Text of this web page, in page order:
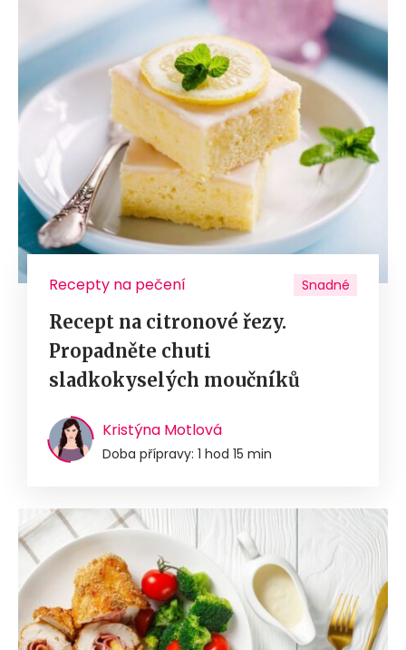
Recepty na pečení Snadné
Recept na citronové řezy.
Propadněte chuti
sladkokyselých moučníků
Kristýna Motlová
Doba přípravy: 1 hod 15 min